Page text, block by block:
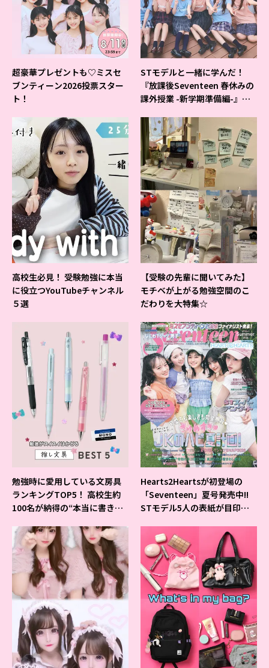
超豪華プレゼントも♡ミスセ
ブンティーン2026投票スター
ト！
STモデルと一緒に学んだ！
『放課後Seventeen 春休みの
課外授業 -新学期準備編-』イ
高校生必見！ 受験勉強に本当
に役立つYouTubeチャンネル
５選
【受験の先輩に聞いてみた】
モチベが上がる勉強空間のこ
だわりを大特集☆
勉強時に愛用している文房具
ランキングTOP5！ 高校生約
100名が納得の“本当に書きや
Hearts2Heartsが初登場の
「Seventeen」夏号発売中!!
STモデル5人の表紙が目印だ